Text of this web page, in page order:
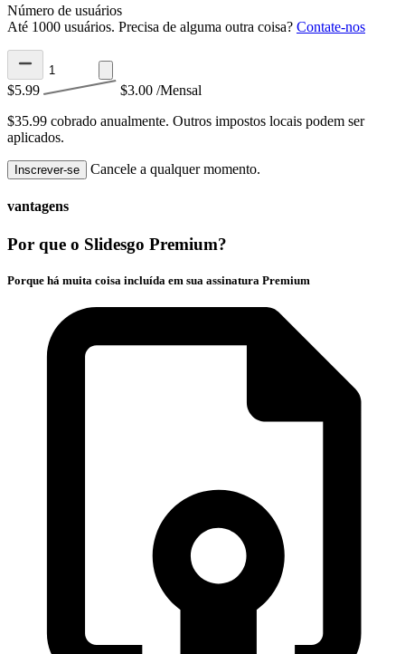
Número de usuários
Até 1000 usuários. Precisa de alguma outra coisa? Contate-nos
$5.99 $3.00 /Mensal
$35.99 cobrado anualmente. Outros impostos locais podem ser
aplicados.
Inscrever-se Cancele a qualquer momento.
vantagens
Por que o Slidesgo Premium?
Porque há muita coisa incluída em sua assinatura Premium